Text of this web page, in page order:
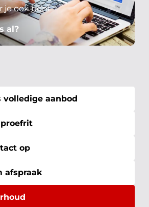
je ook bent
al?
volledige aanbod
proefrit
op
afspraak